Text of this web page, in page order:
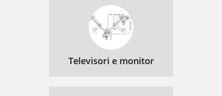
Televisori e monitor